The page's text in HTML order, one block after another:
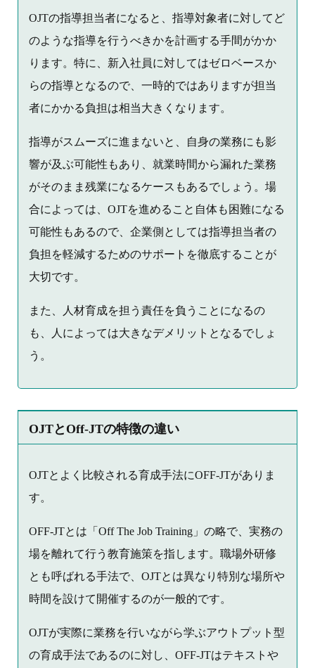
OJTの指導担当者になると、指導対象者に対してど
のような指導を行うべきかを計画する手間がかか
ります。特に、新入社員に対してはゼロベースか
らの指導となるので、一時的ではありますが担当
者にかかる負担は相当大きくなります。
指導がスムーズに進まないと、自身の業務にも影
響が及ぶ可能性もあり、就業時間から漏れた業務
がそのまま残業になるケースもあるでしょう。場
合によっては、OJTを進めること自体も困難になる
可能性もあるので、企業側としては指導担当者の
負担を軽減するためのサポートを徹底することが
大切です。
また、人材育成を担う責任を負うことになるの
も、人によっては大きなデメリットとなるでしょ
う。
OJTとOff-JTの特徴の違い
OJTとよく比較される育成手法にOFF-JTがありま
す。
OFF-JTとは「Off The Job Training」の略で、実務の
場を離れて行う教育施策を指します。職場外研修
とも呼ばれる手法で、OJTとは異なり特別な場所や
時間を設けて開催するのが一般的です。
OJTが実際に業務を行いながら学ぶアウトプット型
の育成手法であるのに対し、OFF-JTはテキストや